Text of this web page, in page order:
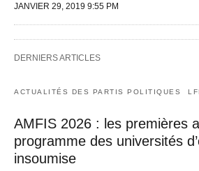
JANVIER 29, 2019 9:55 PM
DERNIERS ARTICLES
ACTUALITÉS DES PARTIS POLITIQUES LFI
AMFIS 2026 : les premières
programme des universités
insoumise